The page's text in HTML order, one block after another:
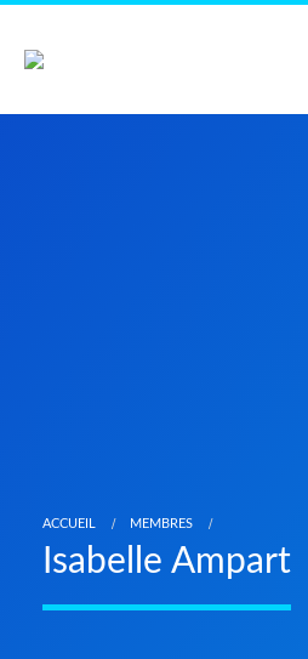
ACCUEIL MEMBRES
Isabelle Ampart